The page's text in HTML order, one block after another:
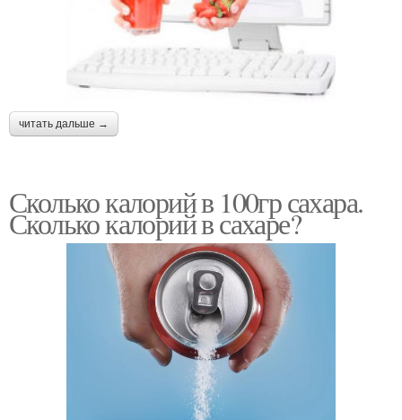
читать дальше →
Сколько калорий в 100гр сахара.
Сколько калорий в сахаре?